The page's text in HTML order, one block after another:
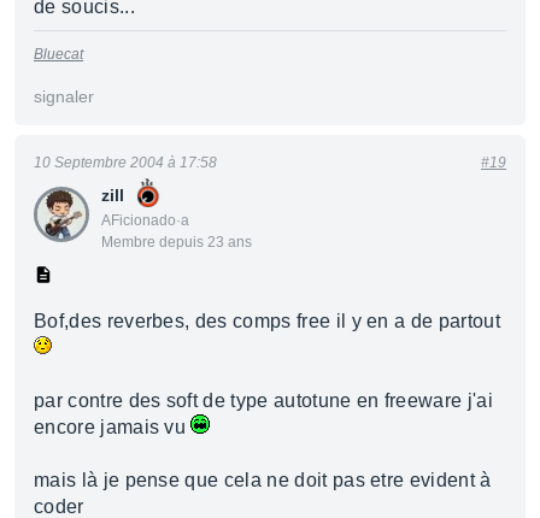
de soucis...
Bluecat
signaler
zill
AFicionado·a
Membre depuis 23 ans
10 Septembre 2004 à 17:58 #19
Bof,des reverbes, des comps free il y en a de partout
par contre des soft de type autotune en freeware j'ai
encore jamais vu
mais là je pense que cela ne doit pas etre evident à
coder